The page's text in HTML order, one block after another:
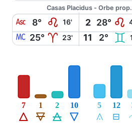
Casas Placidus - Orbe
W 8° E 16' 2 28° E
X 25° A 23' 11 2° C
Á
7
Ë
1
Ô
2
Ê
10
Å
5
É
12